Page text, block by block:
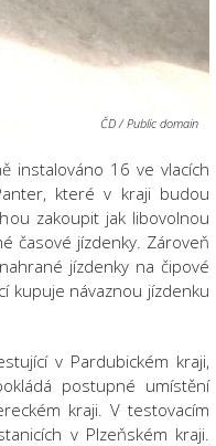
ČD / Public domain
instalováno 16 ve vlacích
které v kraji budou
zakoupit jak libovolnou
časové jízdenky. Zároveň
jízdenky na čipové
kupuje návaznou jízdenku
v Pardubickém kraji,
postupné umístění
kraji. V testovacím
v Plzeňském kraji.